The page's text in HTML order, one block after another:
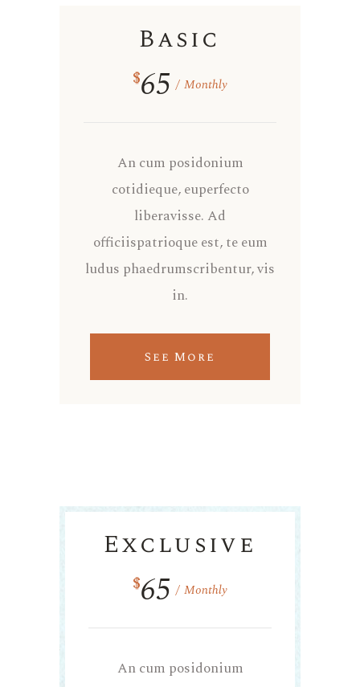
Basic
$65 Monthly
An cum posidonium
cotidieque, euperfecto
liberavisse. Ad
officiispatrioque est, te eum
ludus phaedrumscribentur, vis
in.
See More
Exclusive
$65 Monthly
An cum posidonium